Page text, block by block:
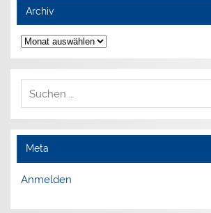
Archiv
Archiv
Meta
Anmelden